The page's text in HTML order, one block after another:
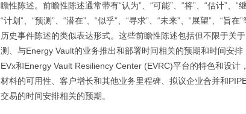
瞻性陈述。前瞻性陈述通常带有“认为”、“可能”、“将”、“估计”、“继
“计划”、“预测”、“潜在”、“似乎”、“寻求”、“未来”、“展望”、“
历史事件陈述的类似表达形式。这些前瞻性陈述包括但不限于关
测、与Energy Vault的业务推出和部署时间相关的预期和时间安
EVx和Energy Vault Resiliency Center (EVRC)平台的特色和设计
材料的可用性、客户增长和其他业务里程碑、拟议企业合并和
交易的时间安排相关的预期。